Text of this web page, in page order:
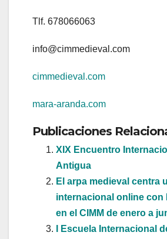
Tlf. 678066063
info@cimmedieval.com
cimmedieval.com
mara-aranda.com
Publicaciones
XIX Encuentro
Antigua
El arpa medieval centra
internacional online con
en el CIMM de enero a
I Escuela Internacional